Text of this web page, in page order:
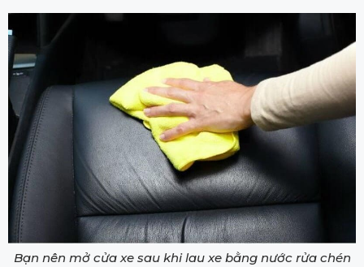
Bạn nên mở cửa xe sau khi lau xe bằng nước rửa chén